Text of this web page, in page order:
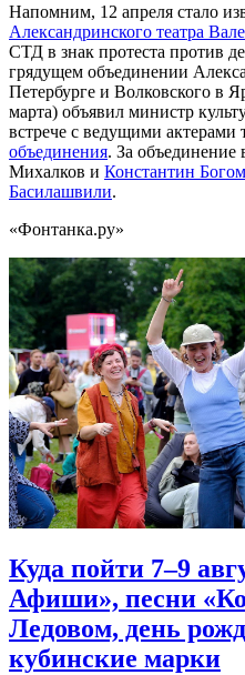
Напомним, 12 апреля стало
Александринского театра
СТД в знак протеста против
грядущем объединении
Петербурге и Волковского в
марта) объявил министр
встрече с ведущими
объединения. За объединение
Михалков и Константин
Басилашвили.
«Фонтанка.ру»
Куда пойти 7–9
Афиши», песни
Ледовом, день
кубинские марки